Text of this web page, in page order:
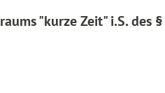
"kurze Zeit" i.S. des